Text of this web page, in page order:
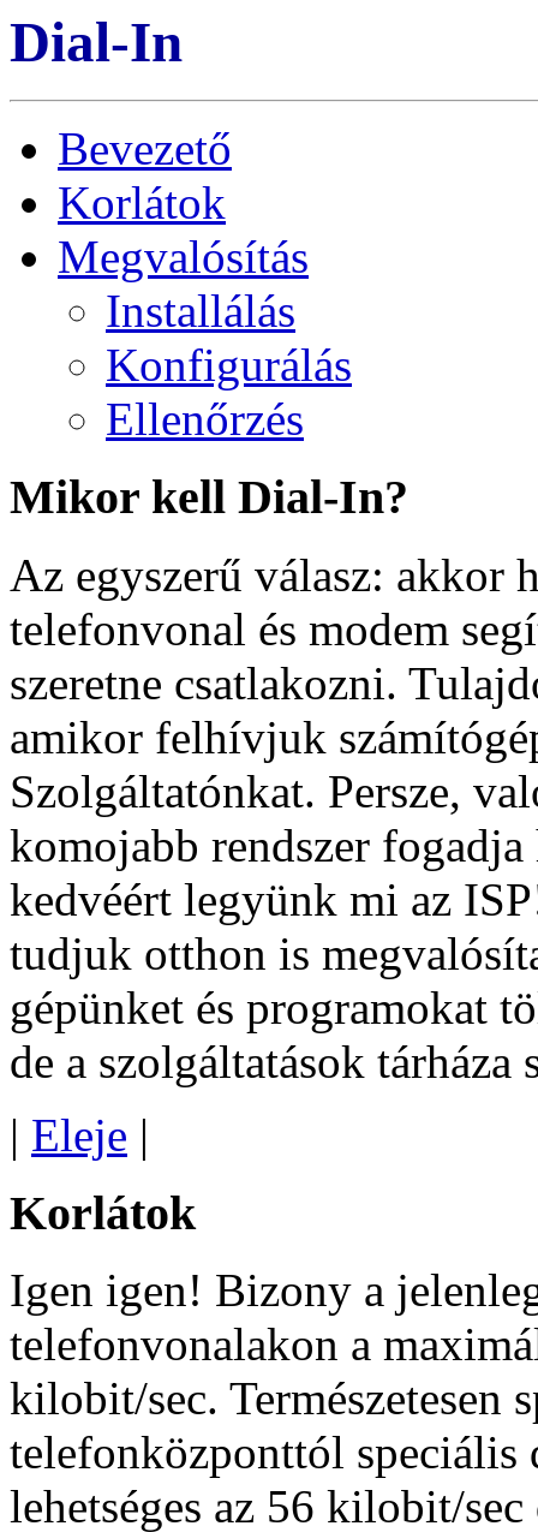
Dial-In
Bevezető
Korlátok
Megvalósítás
Installálás
Konfigurálás
Ellenőrzés
Mikor kell Dial-In?
Az egyszerű válasz: akkor
telefonvonal és modem
szeretne csatlakozni.
amikor felhívjuk
Szolgáltatónkat. Persze,
komojabb rendszer
kedvéért legyünk mi az
tudjuk otthon is
gépünket és programokat
de a szolgáltatások
| Eleje |
Korlátok
Igen igen! Bizony a
telefonvonalakon a
kilobit/sec. Természetesen
telefonközponttól speciális
lehetséges az 56 kilobit/